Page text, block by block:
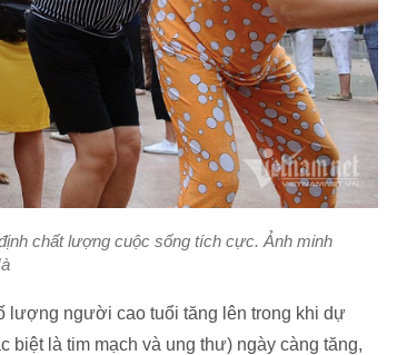
chất lượng cuộc sống tích cực. Ảnh minh
lượng người cao tuổi tăng lên trong khi dự
biệt là tim mạch và ung thư) ngày càng tăng,